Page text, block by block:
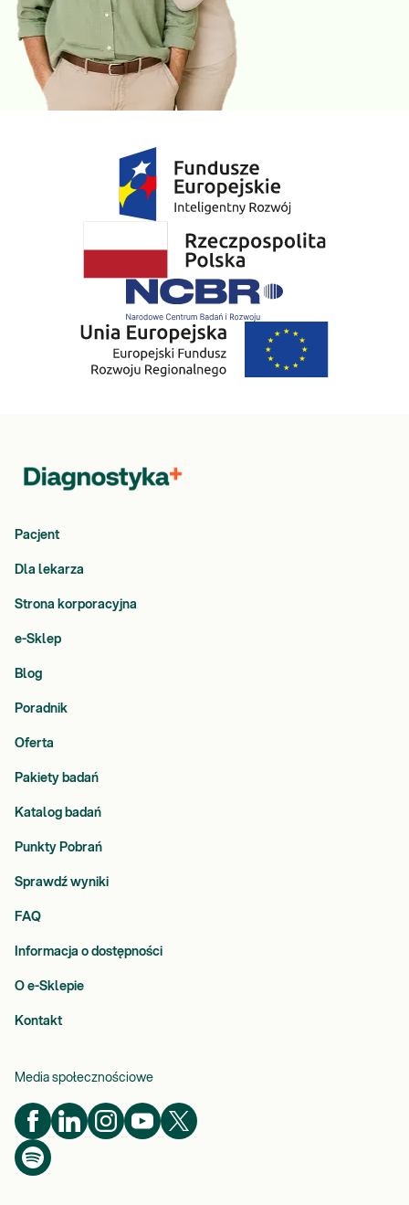
Pacjent
Dla lekarza
Strona korporacyjna
e-Sklep
Blog
Poradnik
Oferta
Pakiety badań
Katalog badań
Punkty Pobrań
Sprawdź wyniki
FAQ
Informacja o dostępności
O e-Sklepie
Kontakt
Media społecznościowe